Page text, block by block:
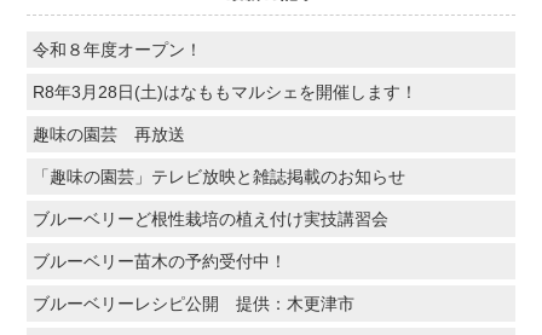
令和８年度オープン！
R8年3月28日(土)はなももマルシェを開催します！
趣味の園芸 再放送
「趣味の園芸」テレビ放映と雑誌掲載のお知らせ
ブルーベリーど根性栽培の植え付け実技講習会
ブルーベリー苗木の予約受付中！
ブルーベリーレシピ公開 提供：木更津市